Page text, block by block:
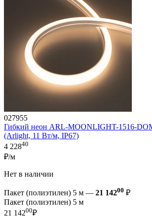
027955
Гибкий неон ARL-MOONLIGHT-1516-
(Arlight, 11 Вт/м, IP67)
4 22840
₽/м
Нет в наличии
Пакет (полиэтилен) 5 м — 21 14200 ₽
Пакет (полиэтилен) 5 м
21 14200₽